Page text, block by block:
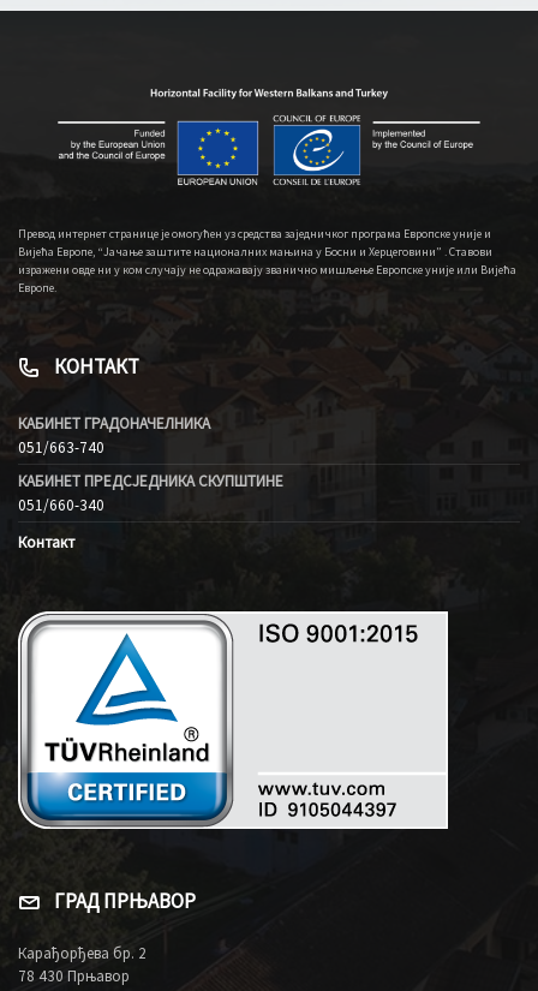
Превод интернет странице је омогућен уз средства заједничког програма Европске уније и
Вијећа Европе, “Јачање заштите националних мањина у Босни и Херцеговини” . Ставови
изражени овде ни у ком случају не одражавају званично мишљење Европске уније или Вијећа
Европе.
КОНТАКТ
КАБИНЕТ ГРАДОНАЧЕЛНИКА
051/663-740
КАБИНЕТ ПРЕДСЈЕДНИКА СКУПШТИНЕ
051/660-340
Контакт
ГРАД ПРЊАВОР
Карађорђева бр. 2
78 430 Прњавор